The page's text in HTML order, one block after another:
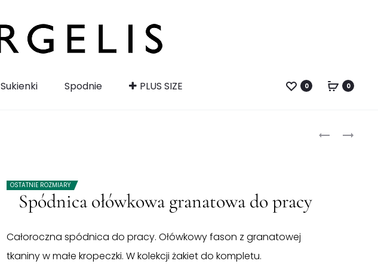
Sukienki Spodnie PLUS SIZE 0 0
OSTATNIE ROZMIARY
Spódnica ołówkowa granatowa do pracy
Całoroczna spódnica do pracy. Ołówkowy fason z granatowej
tkaniny w małe kropeczki. W kolekcji żakiet do kompletu.